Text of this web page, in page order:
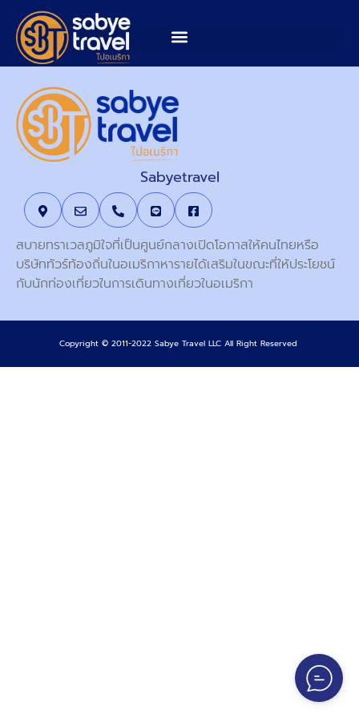
Sabyetravel
สบายทราเวลภูมิใจที่เป็นศูนย์กลางเปิดโอกาสให้คนไทยหรือ
บริษัททัวร์ท้องถิ่นในอเมริกาหารายได้เสริมในขณะที่ให้ประโยชน์
กับนักท่องเที่ยวในการเดินทางเที่ยวในอเมริกา
Copyright © 2011-2022 Sabye Travel LLC All Right Reserved